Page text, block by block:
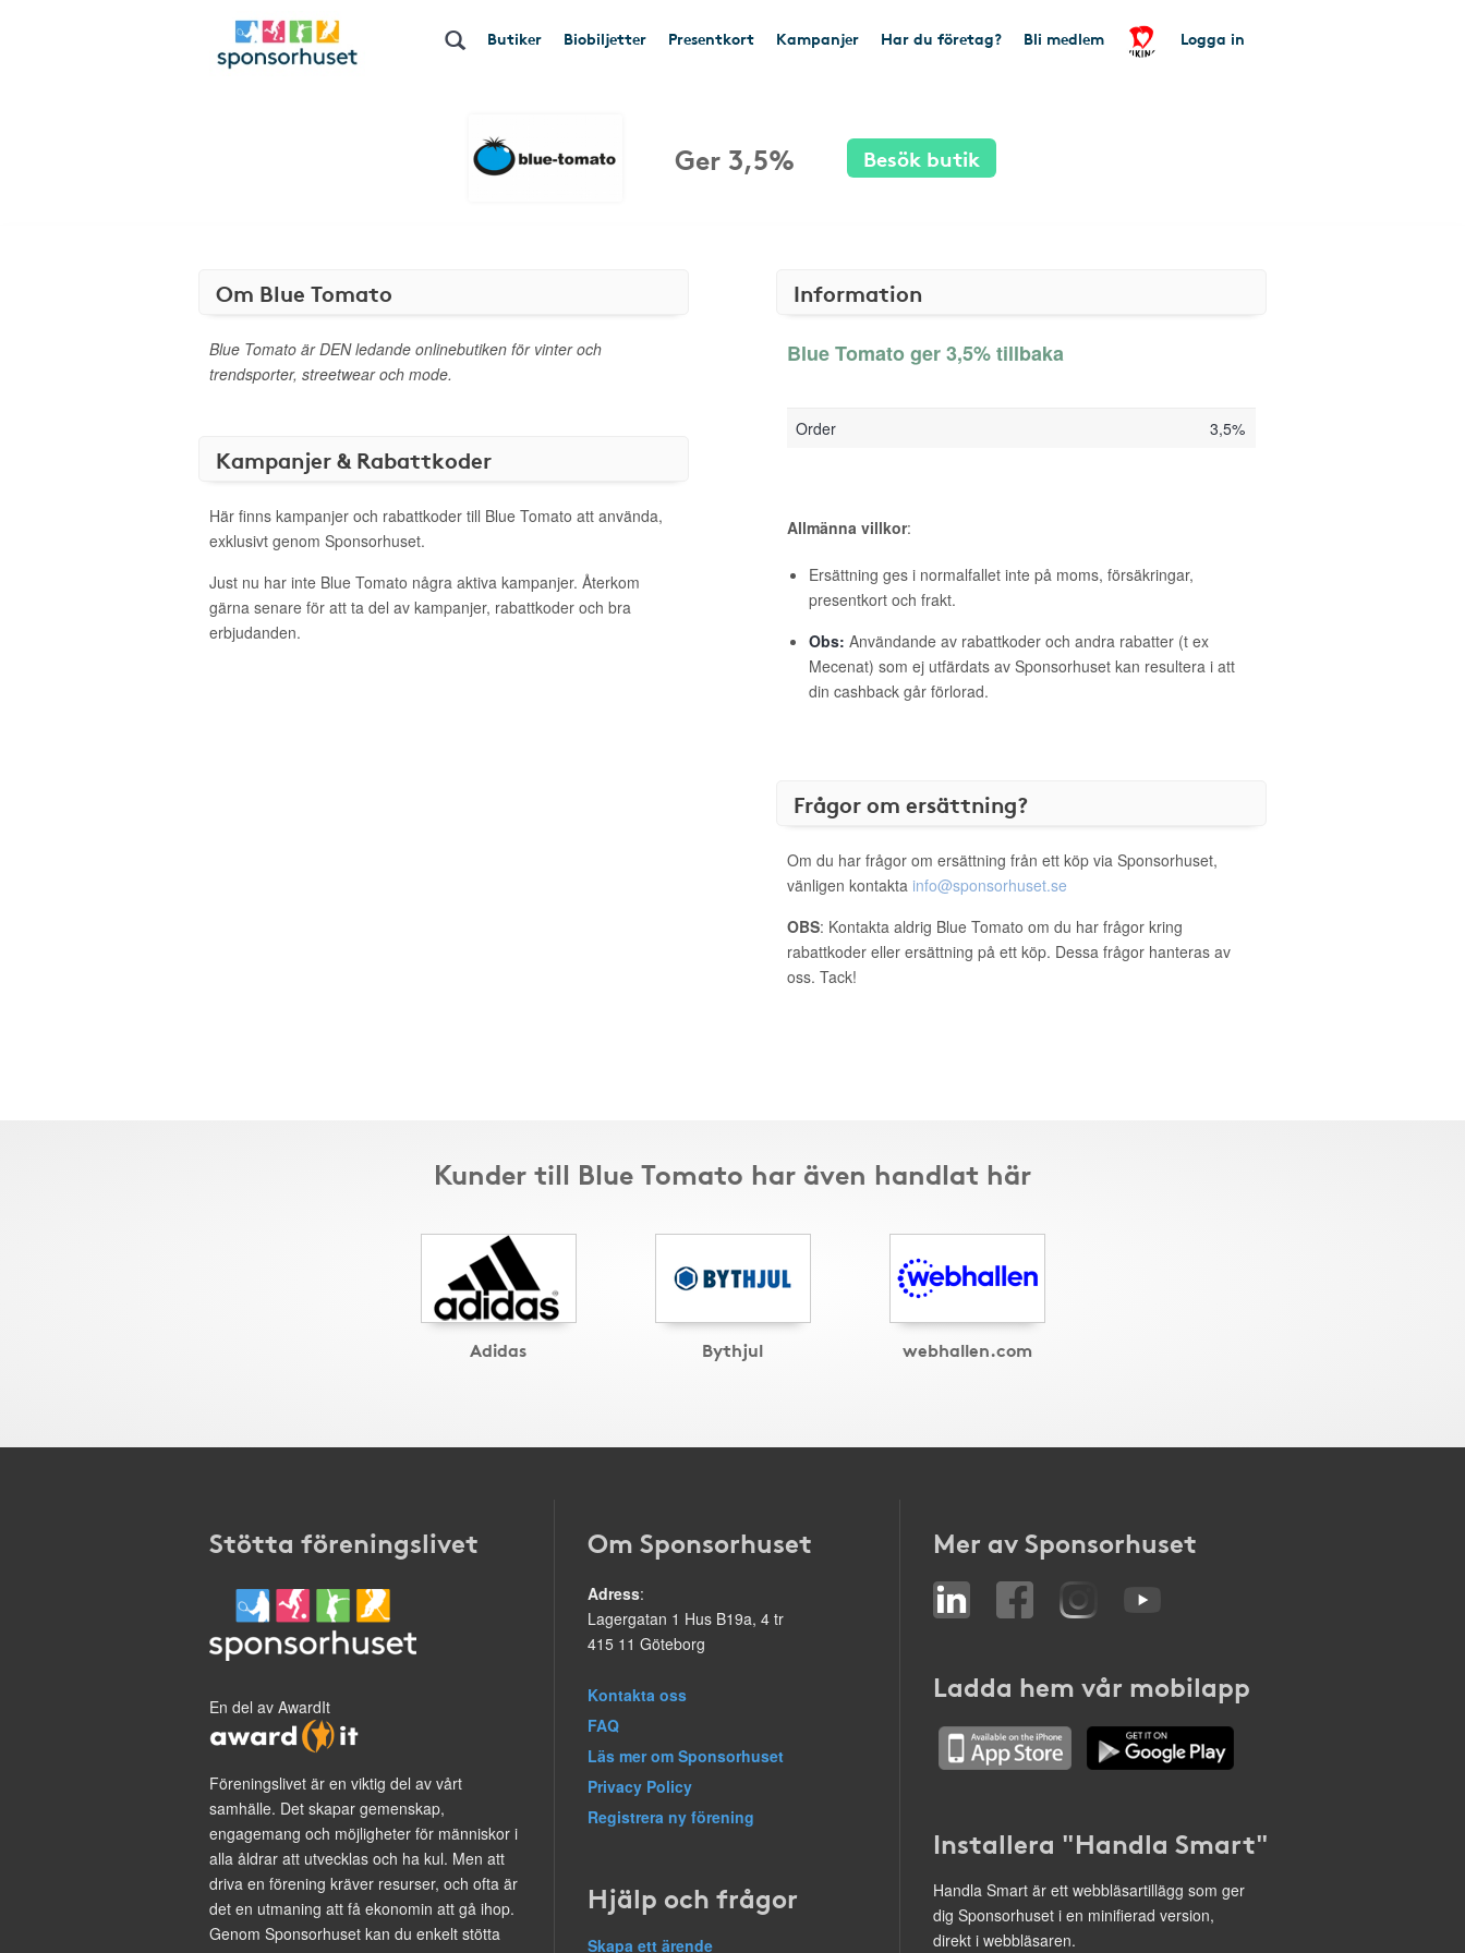
Butiker Biobiljetter Presentkort Kampanjer Har du företag? Bli medlem Logga in
Ger 3,5% Besök butik
Om Blue Tomato
Blue Tomato är DEN ledande onlinebutiken för vinter och
trendsporter, streetwear och mode.
Kampanjer & Rabattkoder
Här finns kampanjer och rabattkoder till Blue Tomato att använda,
exklusivt genom Sponsorhuset.
Just nu har inte Blue Tomato några aktiva kampanjer. Återkom
gärna senare för att ta del av kampanjer, rabattkoder och bra
erbjudanden.
Information
Blue Tomato ger 3,5% tillbaka
Order 3,5%
Allmänna villkor:
Ersättning ges i normalfallet inte på moms, försäkringar,
presentkort och frakt.
Obs: Användande av rabattkoder och andra rabatter (t ex
Mecenat) som ej utfärdats av Sponsorhuset kan resultera i att
din cashback går förlorad.
Frågor om ersättning?
Om du har frågor om ersättning från ett köp via Sponsorhuset,
vänligen kontakta info@sponsorhuset.se
OBS: Kontakta aldrig Blue Tomato om du har frågor kring
rabattkoder eller ersättning på ett köp. Dessa frågor hanteras av
oss. Tack!
Kunder till Blue Tomato har även handlat här
Adidas Bythjul webhallen.com
Stötta föreningslivet
En del av AwardIt
Föreningslivet är en viktig del av vårt
samhälle. Det skapar gemenskap,
engagemang och möjligheter för människor i
alla åldrar att utvecklas och ha kul. Men att
driva en förening kräver resurser, och ofta är
det en utmaning att få ekonomin att gå ihop.
Genom Sponsorhuset kan du enkelt stötta
Om Sponsorhuset
Adress:
Lagergatan 1 Hus B19a, 4 tr
415 11 Göteborg
Kontakta oss
FAQ
Läs mer om Sponsorhuset
Privacy Policy
Registrera ny förening
Hjälp och frågor
Skapa ett ärende
Mer av Sponsorhuset
Ladda hem vår mobilapp
Installera "Handla Smart"
Handla Smart är ett webbläsartillägg som ger
dig Sponsorhuset i en minifierad version,
direkt i webbläsaren.